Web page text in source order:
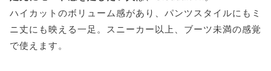
ハイカットのボリューム感があり、パンツスタイルにもミ
ニ丈にも映える一足。スニーカー以上、ブーツ未満の感覚
で使えます。